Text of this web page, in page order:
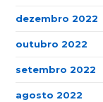
dezembro 2022
outubro 2022
setembro 2022
agosto 2022